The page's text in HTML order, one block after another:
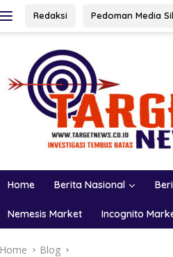
Redaksi Pedoman Media
Home Berita Nasional
Nemesis Market Incognito
Home Blog